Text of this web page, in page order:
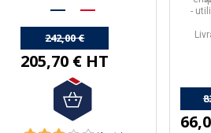
242,00 €
205,70 € HT
-